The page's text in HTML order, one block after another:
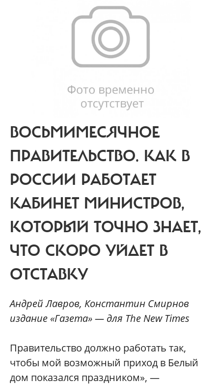
ВОСЬМИМЕСЯЧНОЕ
ПРАВИТЕЛЬСТВО. КАК В
РОССИИ РАБОТАЕТ
КАБИНЕТ МИНИСТРОВ,
КОТОРЫЙ ТОЧНО ЗНАЕТ,
ЧТО СКОРО УЙДЕТ В
ОТСТАВКУ
Андрей Лавров, Константин Смирнов
издание «Газета» — для The New Times
Правительство должно работать так,
чтобы мой возможный приход в Белый
дом показался праздником», —